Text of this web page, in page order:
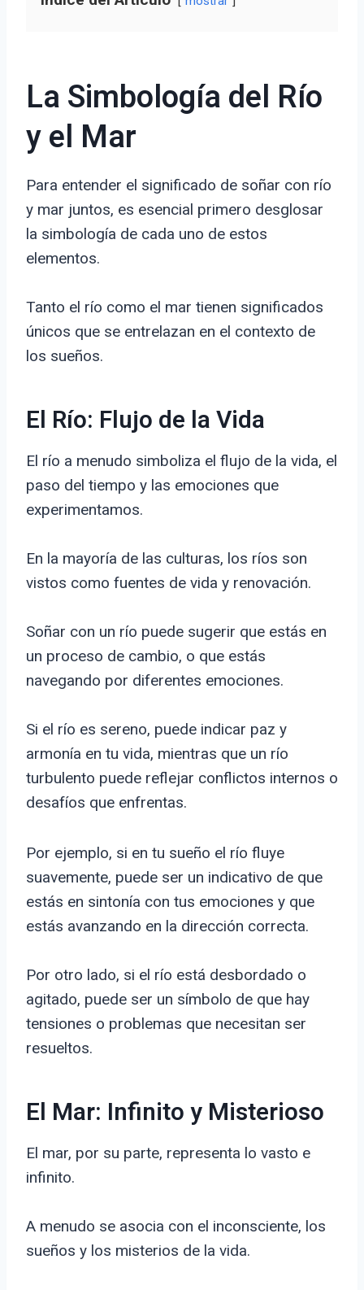
La Simbología del Río
y el Mar
Para entender el significado de soñar con río
y mar juntos, es esencial primero desglosar
la simbología de cada uno de estos
elementos.
Tanto el río como el mar tienen significados
únicos que se entrelazan en el contexto de
los sueños.
El Río: Flujo de la Vida
El río a menudo simboliza el flujo de la vida, el
paso del tiempo y las emociones que
experimentamos.
En la mayoría de las culturas, los ríos son
vistos como fuentes de vida y renovación.
Soñar con un río puede sugerir que estás en
un proceso de cambio, o que estás
navegando por diferentes emociones.
Si el río es sereno, puede indicar paz y
armonía en tu vida, mientras que un río
turbulento puede reflejar conflictos internos o
desafíos que enfrentas.
Por ejemplo, si en tu sueño el río fluye
suavemente, puede ser un indicativo de que
estás en sintonía con tus emociones y que
estás avanzando en la dirección correcta.
Por otro lado, si el río está desbordado o
agitado, puede ser un símbolo de que hay
tensiones o problemas que necesitan ser
resueltos.
El Mar: Infinito y Misterioso
El mar, por su parte, representa lo vasto e
infinito.
A menudo se asocia con el inconsciente, los
sueños y los misterios de la vida.